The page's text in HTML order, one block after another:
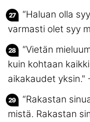
“Haluan olla
varmasti olet syy
“Vietän
kuin kohtaan
aikakaudet yksin."
“Rakastan
mistä. Rakastan